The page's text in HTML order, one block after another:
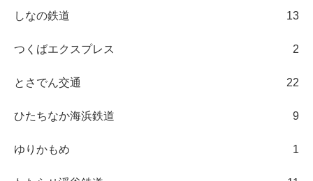
しなの鉄道 13
つくばエクスプレス 2
とさでん交通 22
ひたちなか海浜鉄道 9
ゆりかもめ 1